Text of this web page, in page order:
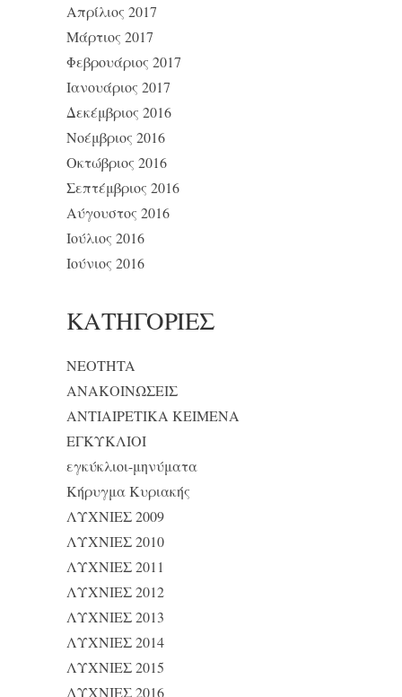
Απρίλιος 2017
Μάρτιος 2017
Φεβρουάριος 2017
Ιανουάριος 2017
Δεκέμβριος 2016
Νοέμβριος 2016
Οκτώβριος 2016
Σεπτέμβριος 2016
Αύγουστος 2016
Ιούλιος 2016
Ιούνιος 2016
KΑΤΗΓΟΡΊΕΣ
NEOTHTA
ΑΝΑΚΟΙΝΩΣΕΙΣ
ΑΝΤΙΑΙΡΕΤΙΚΑ ΚΕΙΜΕΝΑ
ΕΓΚΥΚΛΙΟΙ
εγκύκλιοι-μηνύματα
Κήρυγμα Κυριακής
ΛΥΧΝΙΕΣ 2009
ΛΥΧΝΙΕΣ 2010
ΛΥΧΝΙΕΣ 2011
ΛΥΧΝΙΕΣ 2012
ΛΥΧΝΙΕΣ 2013
ΛΥΧΝΙΕΣ 2014
ΛΥΧΝΙΕΣ 2015
ΛΥΧΝΙΕΣ 2016